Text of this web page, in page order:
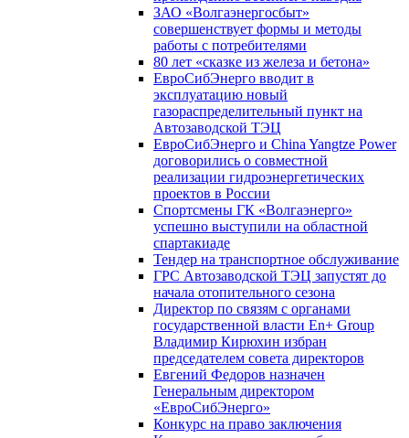
ЗАО «Волгаэнергосбыт»
совершенствует формы и методы
работы с потребителями
80 лет «сказке из железа и бетона»
ЕвроСибЭнерго вводит в
эксплуатацию новый
газораспределительный пункт на
Автозаводской ТЭЦ
ЕвроСибЭнерго и China Yangtze Power
договорились о совместной
реализации гидроэнергетических
проектов в России
Спортсмены ГК «Волгаэнерго»
успешно выступили на областной
спартакиаде
Тендер на транспортное обслуживание
ГРС Автозаводской ТЭЦ запустят до
начала отопительного сезона
Директор по связям с органами
государственной власти En+ Group
Владимир Кирюхин избран
председателем совета директоров
Евгений Федоров назначен
Генеральным директором
«ЕвроСибЭнерго»
Конкурс на право заключения